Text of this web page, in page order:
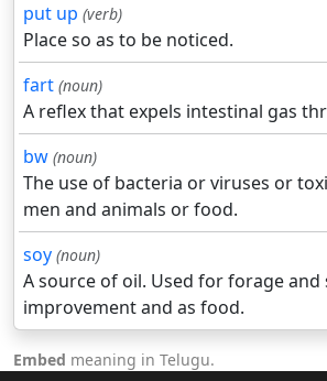
put up (verb)
Place so as to be noticed.
fart (noun)
A reflex that expels intestinal gas
bw (noun)
The use of bacteria or viruses or
men and animals or food.
soy (noun)
A source of oil. Used for forage and
improvement and as food.
Embed meaning in Telugu.